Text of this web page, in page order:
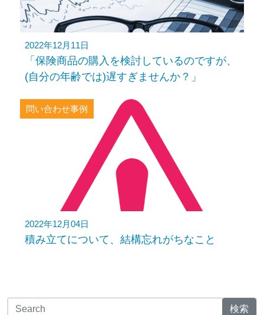
2022年12月11日
「保険商品の購入を検討しているのですが、
(自分の年齢では)遅すぎませんか？」
問い合わせ事例
2022年12月04日
積み立てについて、結構忘れがちなこと
検索